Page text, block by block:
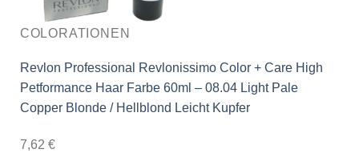
COLORATIONEN
Revlon Professional Revlonissimo Color + Care High
Petformance Haar Farbe 60ml – 08.04 Light Pale
Copper Blonde / Hellblond Leicht Kupfer
7,62 €